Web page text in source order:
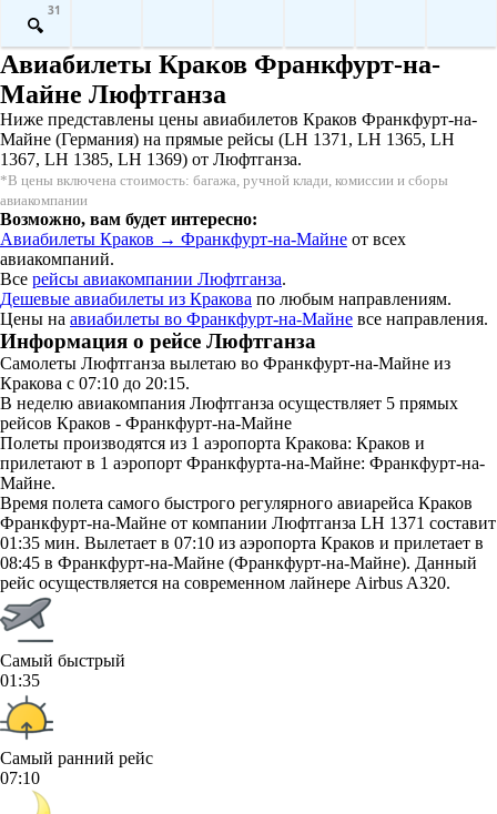
31
Авиабилеты Краков Франкфурт-на-
Майне Люфтганза
Ниже представлены цены авиабилетов Краков Франкфурт-на-
Майне (Германия) на прямые рейсы (LH 1371, LH 1365, LH
1367, LH 1385, LH 1369) от Люфтганза.
*В цены включена стоимость: багажа, ручной клади, комиссии и сборы
авиакомпании
Возможно, вам будет интересно:
Авиабилеты Краков → Франкфурт-на-Майне от всех
авиакомпаний.
Все рейсы авиакомпании Люфтганза.
Дешевые авиабилеты из Кракова по любым направлениям.
Цены на авиабилеты во Франкфурт-на-Майне все направления.
Информация о рейсе Люфтганза
Самолеты Люфтганза вылетаю во Франкфурт-на-Майне из
Кракова с 07:10 до 20:15.
В неделю авиакомпания Люфтганза осуществляет 5 прямых
рейсов Краков - Франкфурт-на-Майне
Полеты производятся из 1 аэропорта Кракова: Краков и
прилетают в 1 аэропорт Франкфурта-на-Майне: Франкфурт-на-
Майне.
Время полета самого быстрого регулярного авиарейса Краков
Франкфурт-на-Майне от компании Люфтганза LH 1371 составит
01:35 мин. Вылетает в 07:10 из аэропорта Краков и прилетает в
08:45 в Франкфурт-на-Майне (Франкфурт-на-Майне). Данный
рейс осуществляется на современном лайнере Airbus A320.
Самый быстрый
01:35
Самый ранний рейс
07:10